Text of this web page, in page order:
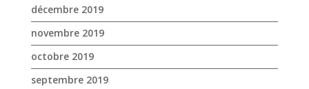
décembre 2019
novembre 2019
octobre 2019
septembre 2019